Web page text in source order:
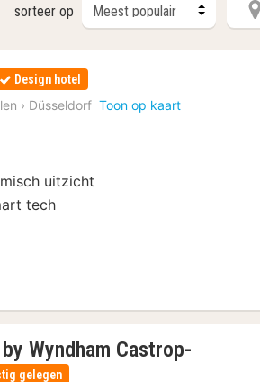
sorteer op
Design hotel
› Düsseldorf Toon op kaart
uitzicht
tech
Wyndham Castrop-
gelegen